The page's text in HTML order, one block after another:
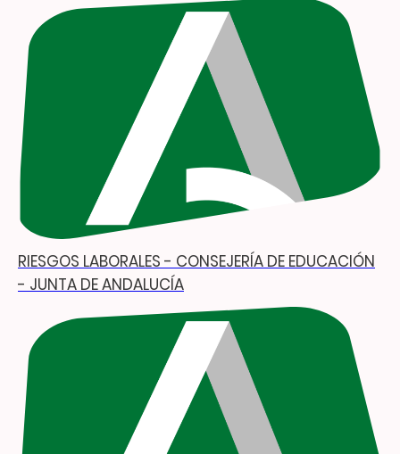
RIESGOS LABORALES - CONSEJERÍA DE EDUCACIÓN
- JUNTA DE ANDALUCÍA